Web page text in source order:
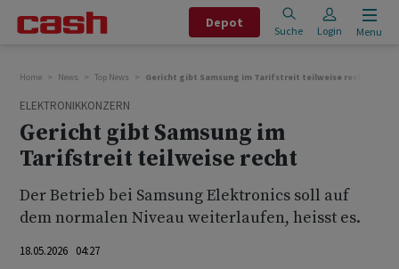
Depot
Suche Login Menu
Home News Top News Gericht gibt Samsung im Tarifstreit teilweise recht
ELEKTRONIKKONZERN
Gericht gibt Samsung im
Tarifstreit teilweise recht
Der Betrieb bei Samsung Elektronics soll auf
dem normalen Niveau weiterlaufen, heisst es.
18.05.2026 04:27